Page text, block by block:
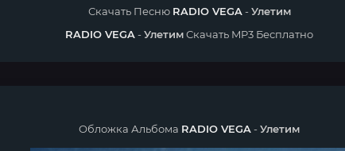
Скачать Песню RADIO VEGA-Улетим
RADIO VEGA-УлетимСкачать MP3 Бесплатно
Обложка Альбома RADIO VEGA-Улетим